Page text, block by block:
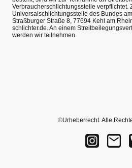
Verbraucherschlichtungsstelle verpflichtet.
Universalschlichtungsstelle des Bundes
Straßburger Straße 8, 77694 Kehl am
schlichter.de. An einem
werden wir teilnehmen.
©Urheberrecht. Alle